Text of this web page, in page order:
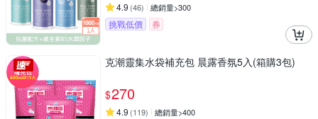
4.9 (46) 總銷量>300
挑戰低價 券
克潮靈集水袋補充包 晨露香氛5入(箱購3包)
$270
4.9 (119) 總銷量>400